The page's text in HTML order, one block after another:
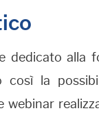
alla
così la